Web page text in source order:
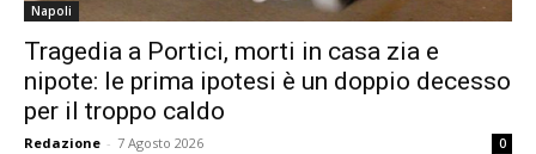
Napoli
Tragedia a Portici, morti in casa zia e
nipote: le prima ipotesi è un doppio decesso
per il troppo caldo
Redazione - 7 Agosto 2026 0